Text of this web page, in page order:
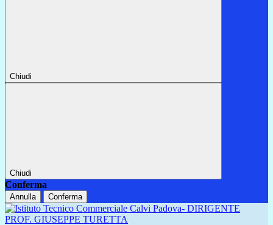
Chiudi
Chiudi
Conferma
Annulla Conferma